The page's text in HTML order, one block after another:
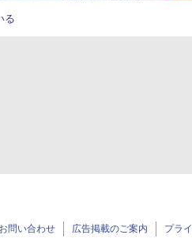
る
お問い合わせ 広告掲載のご案内 プラ